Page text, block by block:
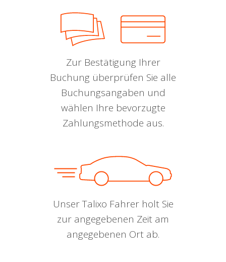
Zur Bestätigung Ihrer
Buchung überprüfen Sie alle
Buchungsangaben und
wählen Ihre bevorzugte
Zahlungsmethode aus.
Unser Talixo Fahrer holt Sie
zur angegebenen Zeit am
angegebenen Ort ab.